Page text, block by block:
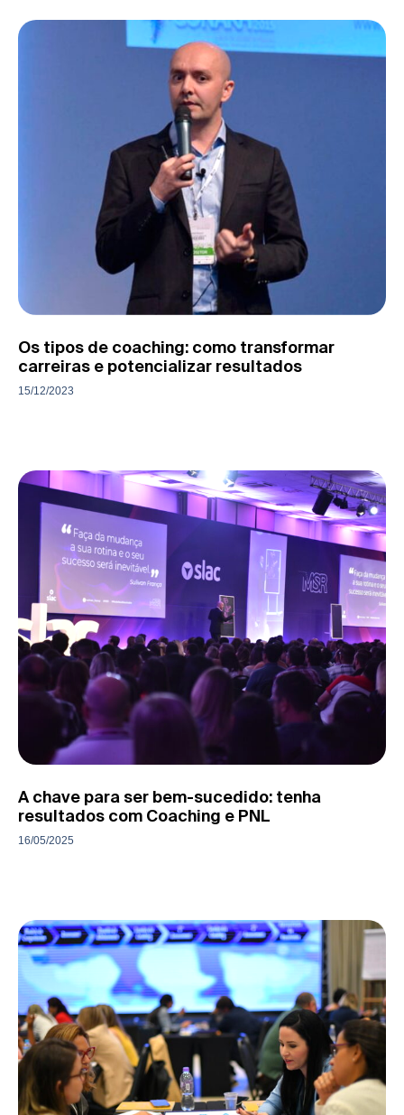
Os tipos de coaching: como transformar
carreiras e potencializar resultados
15/12/2023
A chave para ser bem-sucedido: tenha
resultados com Coaching e PNL
16/05/2025